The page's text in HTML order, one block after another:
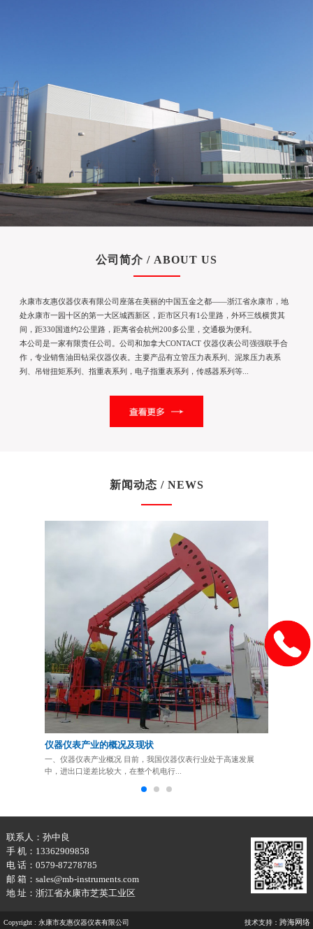
公司简介 / ABOUT US
永康市友惠仪器仪表有限公司座落在美丽的中国五金之都——浙江省永康市，地
处永康市一园十区的第一大区城西新区，距市区只有1公里路，外环三线横贯其
间，距330国道约2公里路，距离省会杭州200多公里，交通极为便利。
本公司是一家有限责任公司。公司和加拿大CONTACT 仪器仪表公司强强联手合
作，专业销售油田钻采仪器仪表。主要产品有立管压力表系列、泥浆压力表系
列、吊钳扭矩系列、指重表系列，电子指重表系列，传感器系列等...
新闻动态 / NEWS
仪器仪表产业的概况及现状
一、仪器仪表产业概况 目前，我国仪器仪表行业处于高速发展
中，进出口逆差比较大，在整个机电行...
联系人：孙中良
手 机：13362909858
电 话：0579-87278785
邮 箱：sales@mb-instruments.com
地 址：浙江省永康市芝英工业区
Copyright : 永康市友惠仪器仪表有限公司 技术支持： 跨海网络